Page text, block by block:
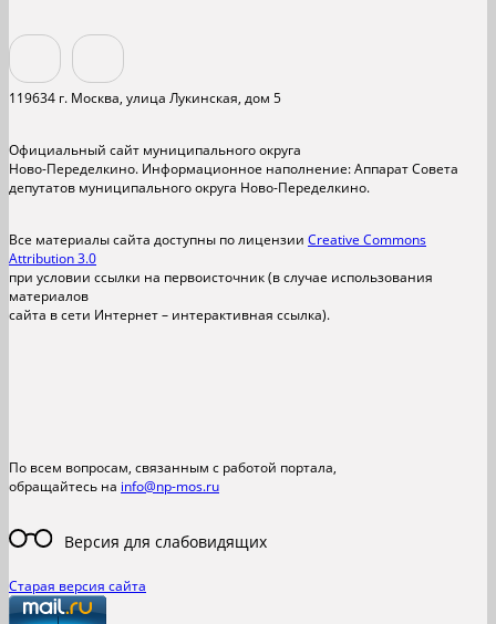
119634 г. Москва, улица Лукинская, дом 5
Официальный сайт муниципального округа
Ново-Переделкино. Информационное наполнение: Аппарат Совета
депутатов муниципального округа Ново-Переделкино.
Все материалы сайта доступны по лицензии Creative Commons
Attribution 3.0
при условии ссылки на первоисточник (в случае использования
материалов
сайта в сети Интернет – интерактивная ссылка).
По всем вопросам, связанным с работой портала,
обращайтесь на info@np-mos.ru
Версия для слабовидящих
Старая версия сайта